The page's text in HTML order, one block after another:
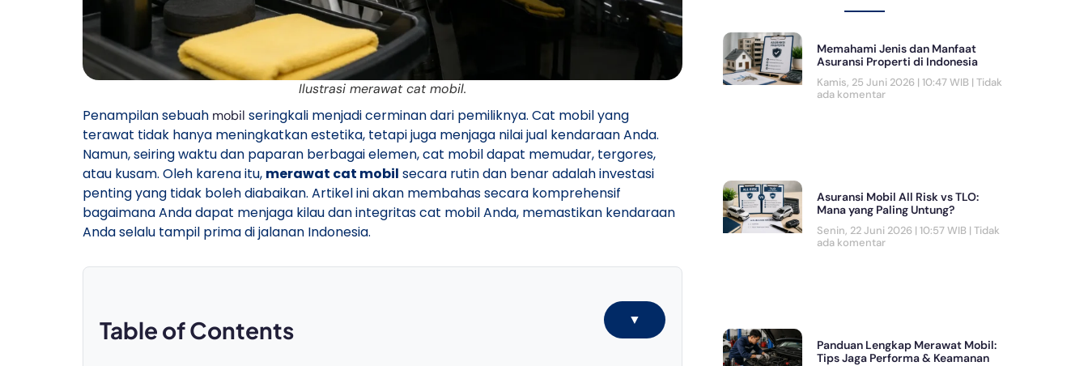
Ilustrasi merawat cat mobil.
Penampilan sebuah mobil seringkali menjadi cerminan dari pemiliknya. Cat mobil yang
terawat tidak hanya meningkatkan estetika, tetapi juga menjaga nilai jual kendaraan Anda.
Namun, seiring waktu dan paparan berbagai elemen, cat mobil dapat memudar, tergores,
atau kusam. Oleh karena itu, merawat cat mobil secara rutin dan benar adalah investasi
penting yang tidak boleh diabaikan. Artikel ini akan membahas secara komprehensif
bagaimana Anda dapat menjaga kilau dan integritas cat mobil Anda, memastikan kendaraan
Anda selalu tampil prima di jalanan Indonesia.
Table of Contents ▼
Memahami Jenis dan Manfaat
Asuransi Properti di Indonesia
Kamis, 25 Juni 2026 | 10:47 WIB Tidak
ada komentar
Asuransi Mobil All Risk vs TLO:
Mana yang Paling Untung?
Senin, 22 Juni 2026 | 10:57 WIB Tidak
ada komentar
Panduan Lengkap Merawat Mobil:
Tips Jaga Performa & Keamanan